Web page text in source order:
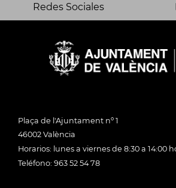
Redes Sociales
Plaça de l'Ajuntament nº 1
46002 València
Horarios: lunes a viernes de 8:30 a 14:00
Teléfono: 963 52 54 78